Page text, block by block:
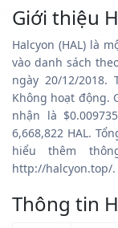
Giới thiệu
Halcyon (HAL) là
vào danh sách
ngày 20/12/
Không hoạt động.
nhận là
6,668,822 HAL.
hiểu thêm
http://halcyon.top/.
Thông tin